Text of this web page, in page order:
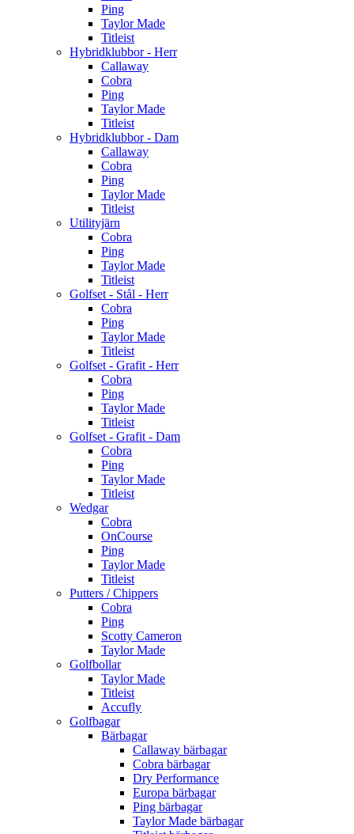
Ping
Taylor Made
Titleist
Hybridklubbor - Herr
Callaway
Cobra
Ping
Taylor Made
Titleist
Hybridklubbor - Dam
Callaway
Cobra
Ping
Taylor Made
Titleist
Utilityjärn
Cobra
Ping
Taylor Made
Titleist
Golfset - Stål - Herr
Cobra
Ping
Taylor Made
Titleist
Golfset - Grafit - Herr
Cobra
Ping
Taylor Made
Titleist
Golfset - Grafit - Dam
Cobra
Ping
Taylor Made
Titleist
Wedgar
Cobra
OnCourse
Ping
Taylor Made
Titleist
Putters / Chippers
Cobra
Ping
Scotty Cameron
Taylor Made
Golfbollar
Taylor Made
Titleist
Accufly
Golfbagar
Bärbagar
Callaway bärbagar
Cobra bärbagar
Dry Performance
Europa bärbagar
Ping bärbagar
Taylor Made bärbagar